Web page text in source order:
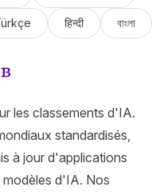
हिन्दी বাংলা
les classements d'IA.
standardisés,
à jour d'applications
d'IA. Nos